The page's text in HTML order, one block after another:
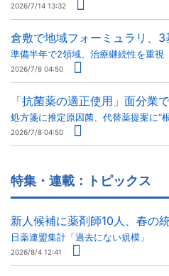
2026/7/14 13:32
倉敷で地域フォーミュラリ、
準備半年で2領域、治療継続性を重視
2026/7/8 04:50
「抗菌薬の適正使用」面分業
処方箋に推定原因菌、代替薬提案に“
2026/7/8 04:50
特集・連載：トピックス
新人候補に薬剤師10人、春の
日薬連盟集計「過去にない規模」
2026/8/4 12:41